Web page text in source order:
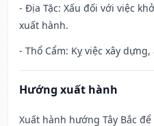
- Địa Tặc: Xấu đối với việc
xuất hành.
- Thổ Cẩm: Kỵ việc xây
Hướng xuất hành
Xuất hành hướng Tây Bắc